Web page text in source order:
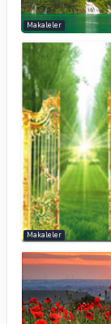
Makaleler
Makaleler